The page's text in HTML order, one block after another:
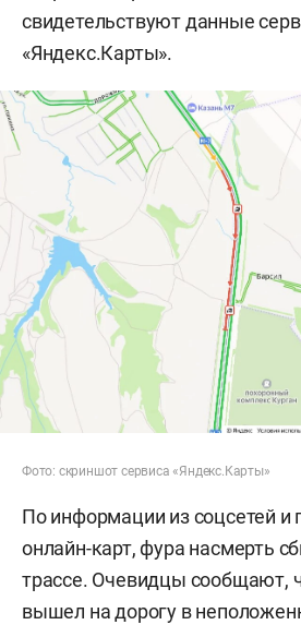
свидетельствуют данные
«Яндекс.Карты».
Фото: скриншот сервиса «Яндекс.Карты»
По информации из соцсетей и
онлайн-карт, фура насмерть
трассе. Очевидцы сообщают,
вышел на дорогу в